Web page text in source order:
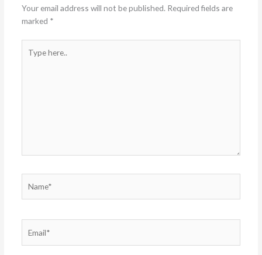
Your email address will not be published. Required fields are
marked *
here..